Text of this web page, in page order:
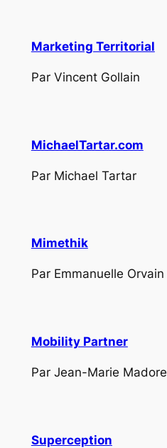
Marketing Territorial
Par Vincent Gollain
MichaelTartar.com
Par Michael Tartar
Mimethik
Par Emmanuelle Orvain
Mobility Partner
Par Jean-Marie Madore
Superception